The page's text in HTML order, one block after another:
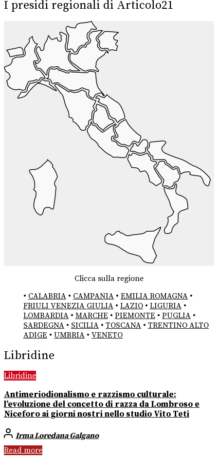
I presidi regionali di Articolo21
Clicca sulla regione
• CALABRIA • CAMPANIA • EMILIA ROMAGNA •
FRIULI VENEZIA GIULIA • LAZIO • LIGURIA •
LOMBARDIA • MARCHE • PIEMONTE • PUGLIA •
SARDEGNA • SICILIA • TOSCANA • TRENTINO ALTO
ADIGE • UMBRIA • VENETO
Libridine
Libridine
Antimeriodionalismo e razzismo culturale:
l’evoluzione del concetto di razza da Lombroso e
Niceforo ai giorni nostri nello studio Vito Teti
Irma Loredana Galgano
Read more